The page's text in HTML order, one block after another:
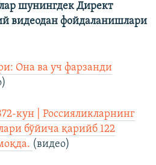
шунингдек Директ
видеодан фойдаланишлари
Она ва уч фарзанди
кун | Россияликларнинг
бўйича қарийб 122
(видео)